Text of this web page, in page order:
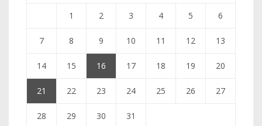
1 2 3 4 5 6
7 8 9 10 11 12 13
14 15 16 17 18 19 20
21 22 23 24 25 26 27
28 29 30
31